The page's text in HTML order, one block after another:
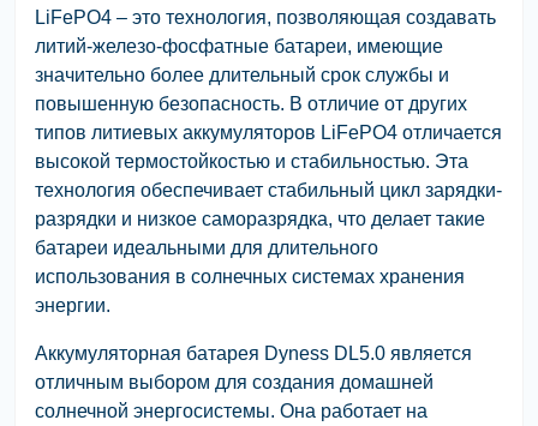
LiFePO4 – это технология, позволяющая создавать
литий-железо-фосфатные батареи, имеющие
значительно более длительный срок службы и
повышенную безопасность. В отличие от других
типов литиевых аккумуляторов LiFePO4 отличается
высокой термостойкостью и стабильностью. Эта
технология обеспечивает стабильный цикл зарядки-
разрядки и низкое саморазрядка, что делает такие
батареи идеальными для длительного
использования в солнечных системах хранения
энергии.
Аккумуляторная батарея Dyness DL5.0 является
отличным выбором для создания домашней
солнечной энергосистемы. Она работает на